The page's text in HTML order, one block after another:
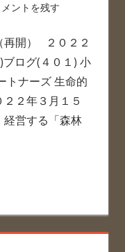
メントを残す
再開） ２０２２
ログ(４０１) 小
トナーズ 生命的
２年３月１５
営する「森林